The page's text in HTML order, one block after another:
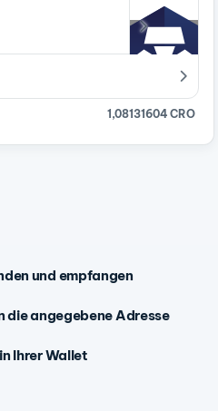
1,08131604 CRO
und empfangen
die angegebene Adresse
Ihrer Wallet